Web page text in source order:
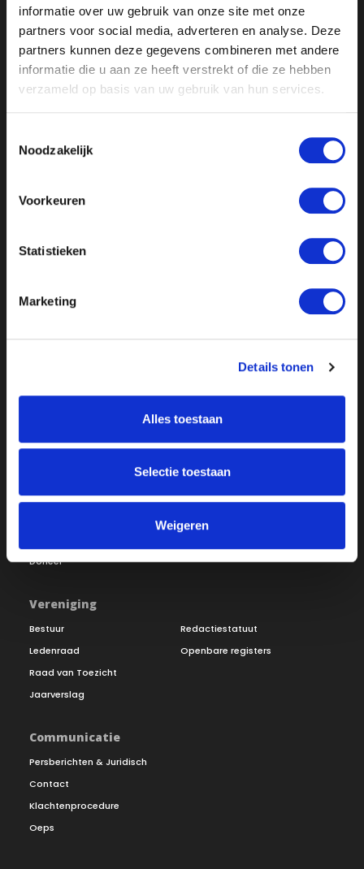
informatie over uw gebruik van onze site met onze
partners voor social media, adverteren en analyse. Deze
partners kunnen deze gegevens combineren met andere
informatie die u aan ze heeft verstrekt of die ze hebben
verzameld op basis van uw gebruik van hun services.
Noodzakelijk
Voorkeuren
Statistieken
Marketing
Details tonen
Alles toestaan
Selectie toestaan
Weigeren
Beluister de nieuwste Ongehoord De Verkiezingen via
Onze missie
Doneer
Steunbetuigingen
Vereniging
Bestuur
Ledenraad
Raad van Toezicht
Jaarverslag
Redactiestatuut
Openbare registers
Communicatie
Persberichten & Juridisch
Contact
Klachtenprocedure
Oeps